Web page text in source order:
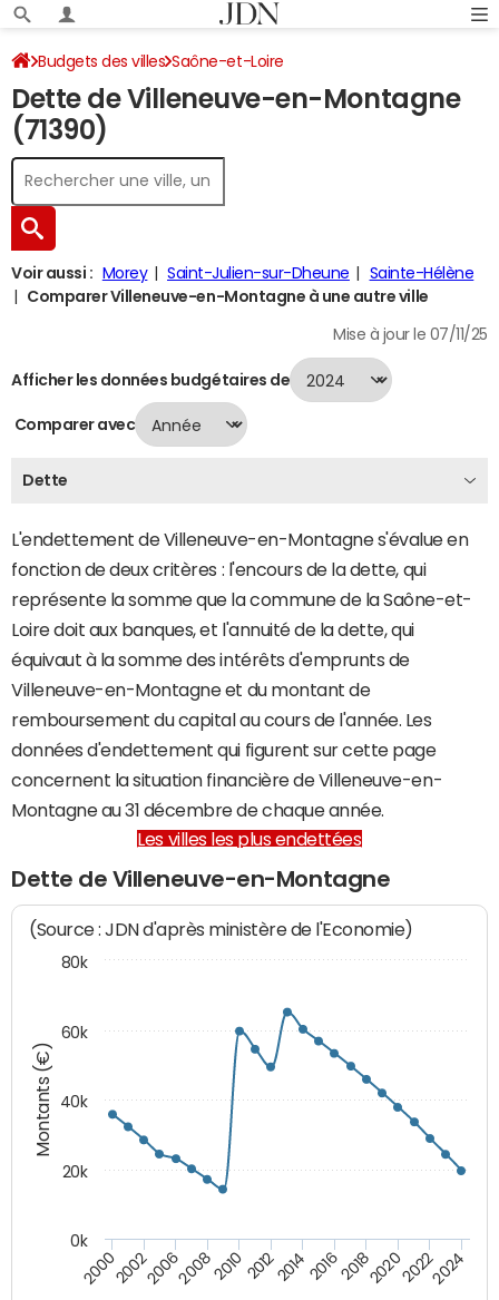
Budgets des villes Saône-et-Loire
Villeneuve-en-Montagne Dette au 31/12/2024
Dette de Villeneuve-en-Montagne
(71390)
Voir aussi : Morey Saint-Julien-sur-Dheune
Sainte-Hélène
Comparer Villeneuve-en-Montagne à une autre ville
Mise à jour le 07/11/25
Afficher les données budgétaires de
Comparer avec
Dette
L'endettement de Villeneuve-en-Montagne s'évalue en
fonction de deux critères : l'encours de la dette, qui
représente la somme que la commune de la Saône-et-
Loire doit aux banques, et l'annuité de la dette, qui
équivaut à la somme des intérêts d'emprunts de
Villeneuve-en-Montagne et du montant de
remboursement du capital au cours de l'année. Les
données d'endettement qui figurent sur cette page
concernent la situation financière de Villeneuve-en-
Montagne au 31 décembre de chaque année.
Les villes les plus endettées
Dette de Villeneuve-en-Montagne
Montants (€)
(Source : JDN d'après ministère de l'Economie)
20002002200620082010 2012201420162018202020222024
20k
40k
60k
0k
80k